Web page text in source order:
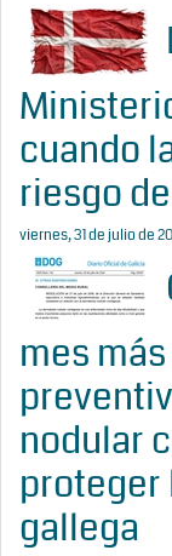
cuando
riesgo
viernes, 31 de julio de
mes
nodular
proteger
gallega